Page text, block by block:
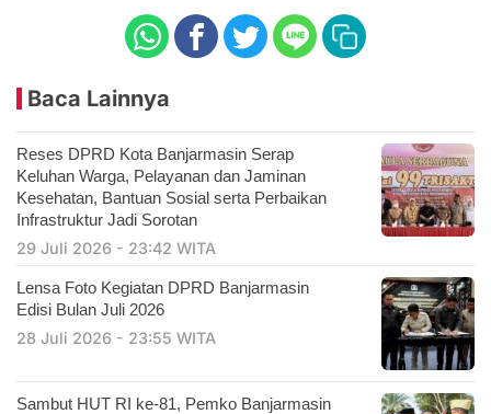
Baca Lainnya
Reses DPRD Kota Banjarmasin Serap
Keluhan Warga, Pelayanan dan Jaminan
Kesehatan, Bantuan Sosial serta Perbaikan
Infrastruktur Jadi Sorotan
29 Juli 2026 - 23:42 WITA
Lensa Foto Kegiatan DPRD Banjarmasin
Edisi Bulan Juli 2026
28 Juli 2026 - 23:55 WITA
Sambut HUT RI ke-81, Pemko Banjarmasin